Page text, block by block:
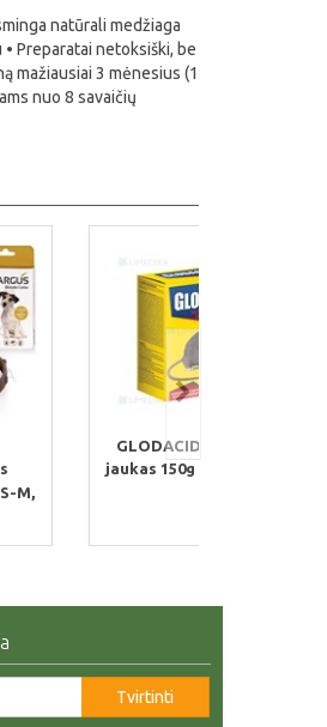
natūrali medžiaga
Preparatai netoksiški, be
mažiausiai 3 mėnesius (1
nuo 8 savaičių
M,
GLODACID pastinis
jaukas 150g (Unichem)
Tvirtinti